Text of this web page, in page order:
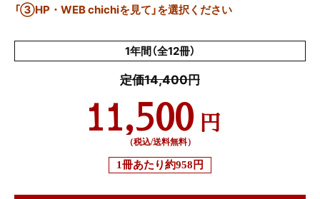
「③HP・WEB chichiを見て」を選択ください
1年間（全12冊）
定価14,400円
11,500 円
（税込/送料無料）
1冊あたり約958円